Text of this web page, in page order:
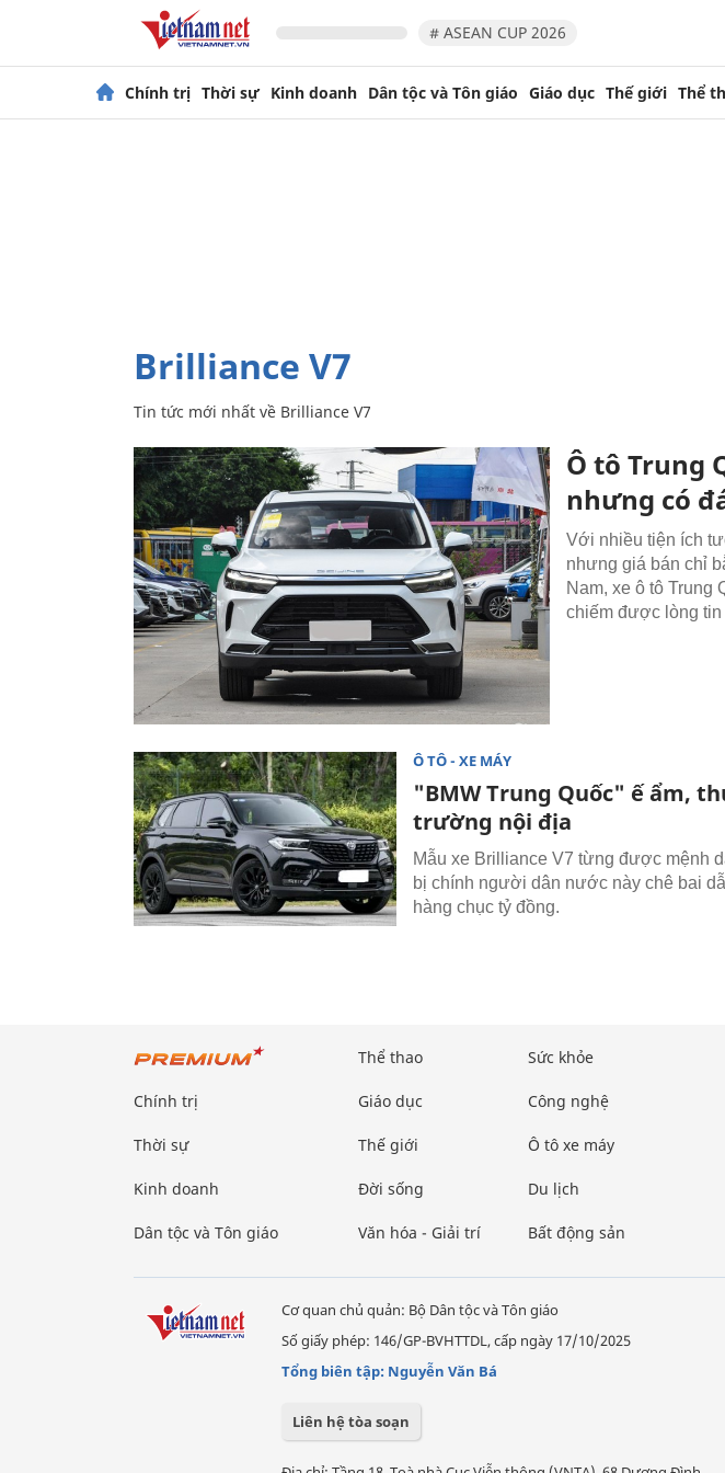
# ASEAN CUP 2026
Chính trị Thời sự Kinh doanh Dân tộc và Tôn giáo Giáo dục Thế giới Thể
Brilliance V7
Tin tức mới nhất về Brilliance V7
Ô tô Trung
nhưng có
Với nhiều tiện ích
nhưng giá bán chỉ
Nam, xe ô tô Trung
chiếm được lòng tin
Ô TÔ - XE MÁY
"BMW Trung Quốc" ế ẩm,
trường nội địa
Mẫu xe Brilliance V7 từng được mệnh
bị chính người dân nước này chê bai
hàng chục tỷ đồng.
Chính trị
Thời sự
Kinh doanh
Dân tộc và Tôn giáo
Thể thao
Giáo dục
Thế giới
Đời sống
Văn hóa - Giải trí
Sức khỏe
Công nghệ
Ô tô xe máy
Du lịch
Bất động sản
Cơ quan chủ quản: Bộ Dân tộc và Tôn giáo
Số giấy phép: 146/GP-BVHTTDL, cấp ngày 17/10/2025
Tổng biên tập: Nguyễn Văn Bá
Liên hệ tòa soạn